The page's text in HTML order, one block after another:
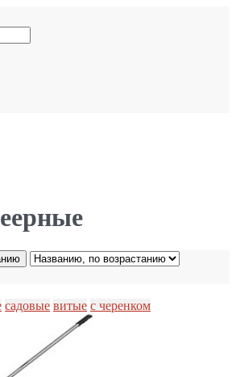
садовые витые с черенком